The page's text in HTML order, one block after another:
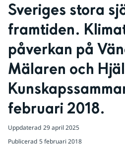
Sveriges stora
framtiden.
påverkan på
Mälaren och
februari 2018.
Uppdaterad 29 april 2025
Publicerad 5 februari 2018